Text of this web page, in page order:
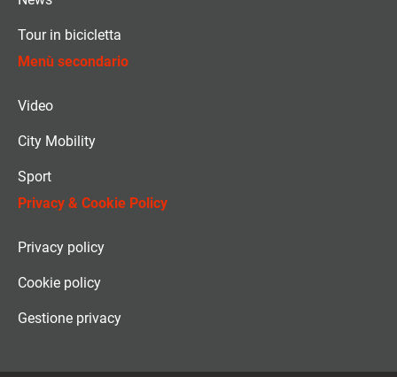
Tour in bicicletta
Menù secondario
Video
City Mobility
Sport
Privacy & Cookie Policy
Privacy policy
Cookie policy
Gestione privacy